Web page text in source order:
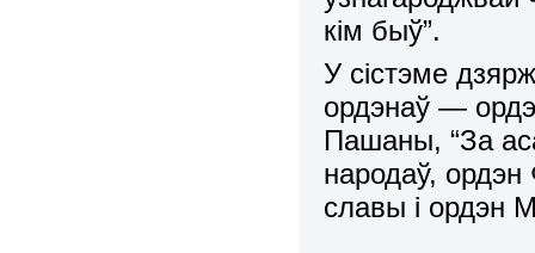
кім быў”.
У сістэме
ордэнаў —
Пашаны, “За
народаў,
славы і ордэн